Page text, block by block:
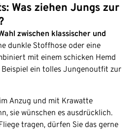
Was ziehen Jungs zur
zwischen klassischer und
dunkle Stoffhose oder eine
mit einem schicken Hemd
ein tolles Jungenoutfit zur
Anzug und mit Krawatte
sie wünschen es ausdrücklich.
tragen, dürfen Sie das gerne